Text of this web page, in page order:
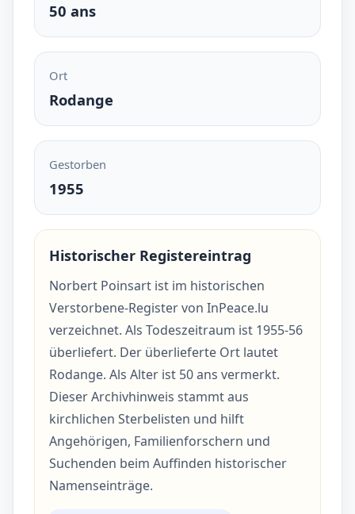
50 ans
Ort
Rodange
Gestorben
1955
Historischer Registereintrag
Norbert Poinsart ist im historischen
Verstorbene-Register von InPeace.lu
verzeichnet. Als Todeszeitraum ist 1955-56
überliefert. Der überlieferte Ort lautet
Rodange. Als Alter ist 50 ans vermerkt.
Dieser Archivhinweis stammt aus
kirchlichen Sterbelisten und hilft
Angehörigen, Familienforschern und
Suchenden beim Auffinden historischer
Namenseinträge.